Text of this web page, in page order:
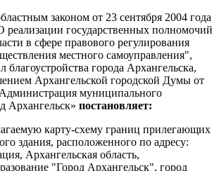
законом от 23 сентября 2004 года
государственных полномочий
в сфере правового регулирования
местного самоуправления",
благоустройства города Архангельска,
Архангельской городской Думы от
муниципального
Архангельск» постановляет:
карту-схему границ прилегающих
здания, расположенного по адресу:
Архангельская область,
"Город Архангельск", город